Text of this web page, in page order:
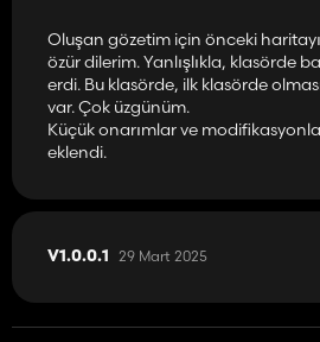
Oluşan gözetim için önceki
özür dilerim. Yanlışlıkla, klasörde
erdi. Bu klasörde, ilk klasörde
var. Çok üzgünüm.
Küçük onarımlar ve
eklendi.
V1.0.0.1 29 Mart 2025